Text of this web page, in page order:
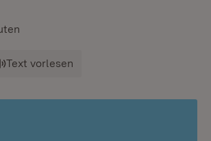
Text vorlesen